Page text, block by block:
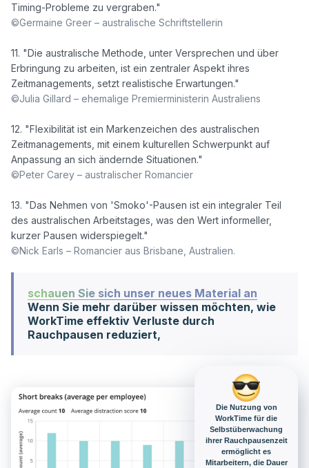
©Germaine Greer – australische Schriftstellerin
11. "Die australische Methode, unter Versprechen und über
Erbringung zu arbeiten, ist ein zentraler Aspekt ihres
©Julia Gillard – ehemalige Premierministerin Australiens
12. "Flexibilität ist ein Markenzeichen des australischen
Zeitmanagements, mit einem kulturellen Schwerpunkt auf
©Peter Carey – australischer Romancier
13. "Das Nehmen von 'Smoko'-Pausen ist ein integraler Teil
des australischen Arbeitstages, was den Wert informeller,
©Nick Earls – Romancier aus Brisbane, Australien.
Wenn Sie mehr darüber wissen möchten, wie
WorkTime effektiv Verluste durch
Rauchpausen reduziert,
schauen Sie sich unser neues Material an
Die Nutzung von
WorkTime für die
Selbstüberwachung
ihrer Rauchpausenzeit
ermöglicht es
Mitarbeitern, die Dauer